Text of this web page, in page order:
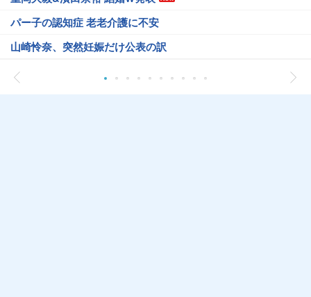
パー子の認知症 老老介護に不安
山崎怜奈、突然妊娠だけ公表の訳